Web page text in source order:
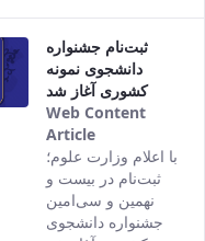
ثبت‌نام جشنواره
دانشجوی نمونه
کشوری آغاز شد
Web Content
Article
This result
comes from
the Persian
version of
با اعلام وزارت علوم؛
ثبت‌نام در بیست و
نهمین و سی‌امین
جشنواره دانشجوی